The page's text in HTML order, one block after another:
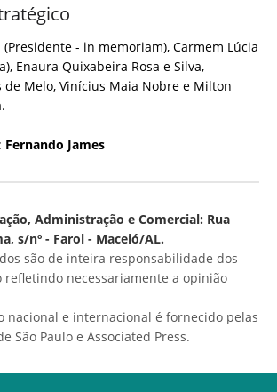
- in memoriam), Carmem Lúcia
Enaura Quixabeira Rosa e Silva,
de Melo, Vinícius Maia Nobre e Milton
Fernando James
Administração e Comercial: Rua
s/nº - Farol - Maceió/AL.
são de inteira responsabilidade dos
refletindo necessariamente a opinião
nacional e internacional é fornecido pelas
São Paulo e Associated Press.